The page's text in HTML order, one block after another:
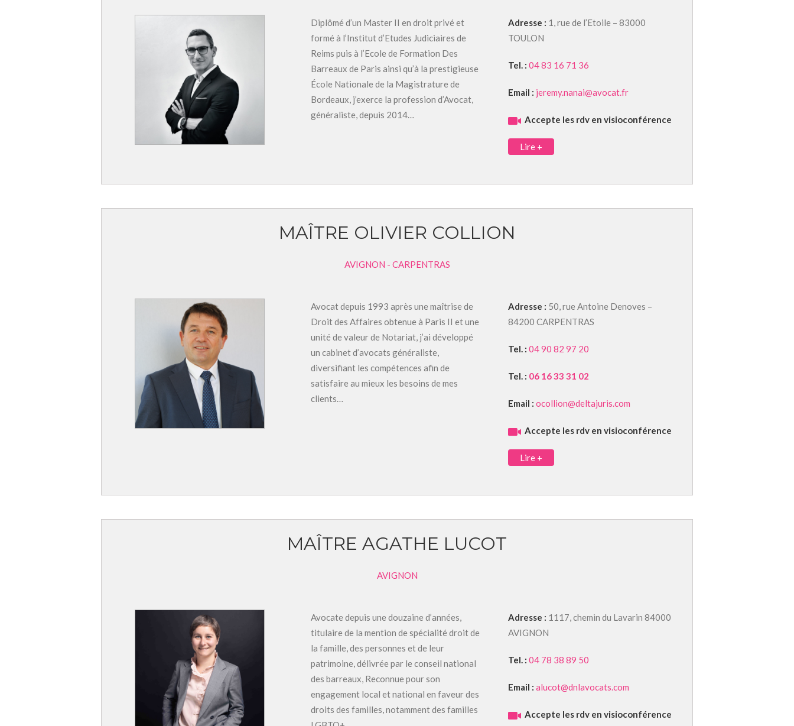
Diplômé d’un Master II en droit privé et
formé à l’Institut d’Etudes Judiciaires de
Reims puis à l’Ecole de Formation Des
Barreaux de Paris ainsi qu’à la prestigieuse
École Nationale de la Magistrature de
Bordeaux, j’exerce la profession d’Avocat,
généraliste, depuis 2014…
Adresse : 1, rue de l’Etoile – 83000
TOULON
Tel. :04 83 16 71 36
Email : jeremy.nanai@avocat.fr
Accepte les rdv en visioconférence
Lire +
MAÎTRE OLIVIER COLLION
AVIGNON - CARPENTRAS
Avocat depuis 1993 après une maîtrise de
Droit des Affaires obtenue à Paris II et une
unité de valeur de Notariat, j’ai développé
un cabinet d’avocats généraliste,
diversifiant les compétences afin de
satisfaire au mieux les besoins de mes
clients…
Adresse : 50, rue Antoine Denoves –
84200 CARPENTRAS
Tel. :04 90 82 97 20
Tel. : 06 16 33 31 02
Email :ocollion@deltajuris.com
Accepte les rdv en visioconférence
Lire +
MAÎTRE AGATHE LUCOT
AVIGNON
Avocate depuis une douzaine d’années,
titulaire de la mention de spécialité droit de
la famille, des personnes et de leur
patrimoine, délivrée par le conseil national
des barreaux, Reconnue pour son
engagement local et national en faveur des
droits des familles, notamment des familles
Adresse : 1117, chemin du Lavarin 84000
AVIGNON
Tel. :04 78 38 89 50
Email :alucot@dnlavocats.com
Accepte les rdv en visioconférence